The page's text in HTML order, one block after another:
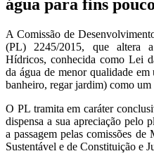
água para fins
A Comissão de
(PL) 2245/2015, que altera
Hídricos, conhecida como Lei
da água de menor qualidade em
banheiro, regar jardim) como um
O PL tramita em caráter
dispensa a sua apreciação pelo
a passagem pelas comissões
Sustentável e de Constituição e